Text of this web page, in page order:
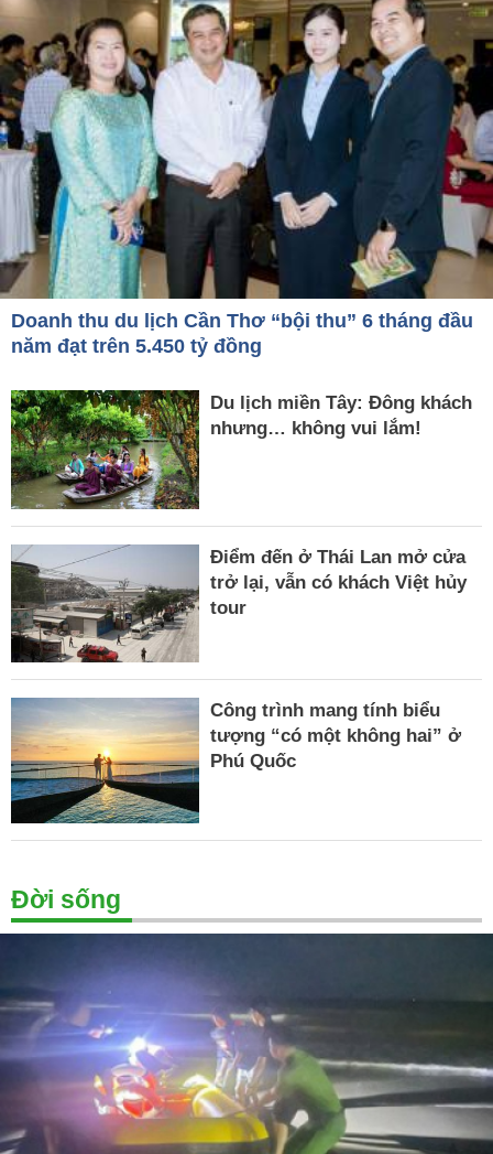
Doanh thu du lịch Cần Thơ “bội thu” 6 tháng đầu
năm đạt trên 5.450 tỷ đồng
Du lịch miền Tây: Đông khách
nhưng… không vui lắm!
Điểm đến ở Thái Lan mở cửa
trở lại, vẫn có khách Việt hủy
tour
Công trình mang tính biểu
tượng “có một không hai” ở
Phú Quốc
Đời sống